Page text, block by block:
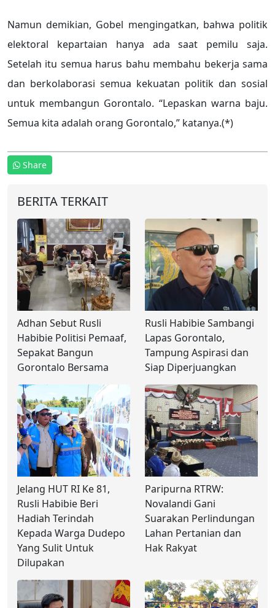
Namun demikian, Gobel mengingatkan, bahwa politik
elektoral kepartaian hanya ada saat pemilu saja.
Setelah itu semua harus bahu membahu bekerja sama
dan berkolaborasi semua kekuatan politik dan sosial
untuk membangun Gorontalo. “Lepaskan warna baju.
Semua kita adalah orang Gorontalo,” katanya.(*)
Share
BERITA TERKAIT
Adhan Sebut Rusli
Habibie Politisi Pemaaf,
Sepakat Bangun
Gorontalo Bersama
Rusli Habibie Sambangi
Lapas Gorontalo,
Tampung Aspirasi dan
Siap Diperjuangkan
Jelang HUT RI Ke 81,
Rusli Habibie Beri
Hadiah Terindah
Kepada Warga Dudepo
Yang Sulit Untuk
Dilupakan
Paripurna RTRW:
Novalandi Gani
Suarakan Perlindungan
Lahan Pertanian dan
Hak Rakyat